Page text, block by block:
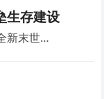
生存建设
新末世…